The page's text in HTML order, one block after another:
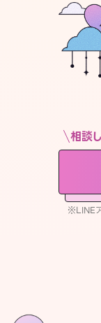
相談
※LINE